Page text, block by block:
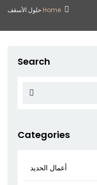
Home حلول الأسقف
Search
Categories
أعمال الحديد